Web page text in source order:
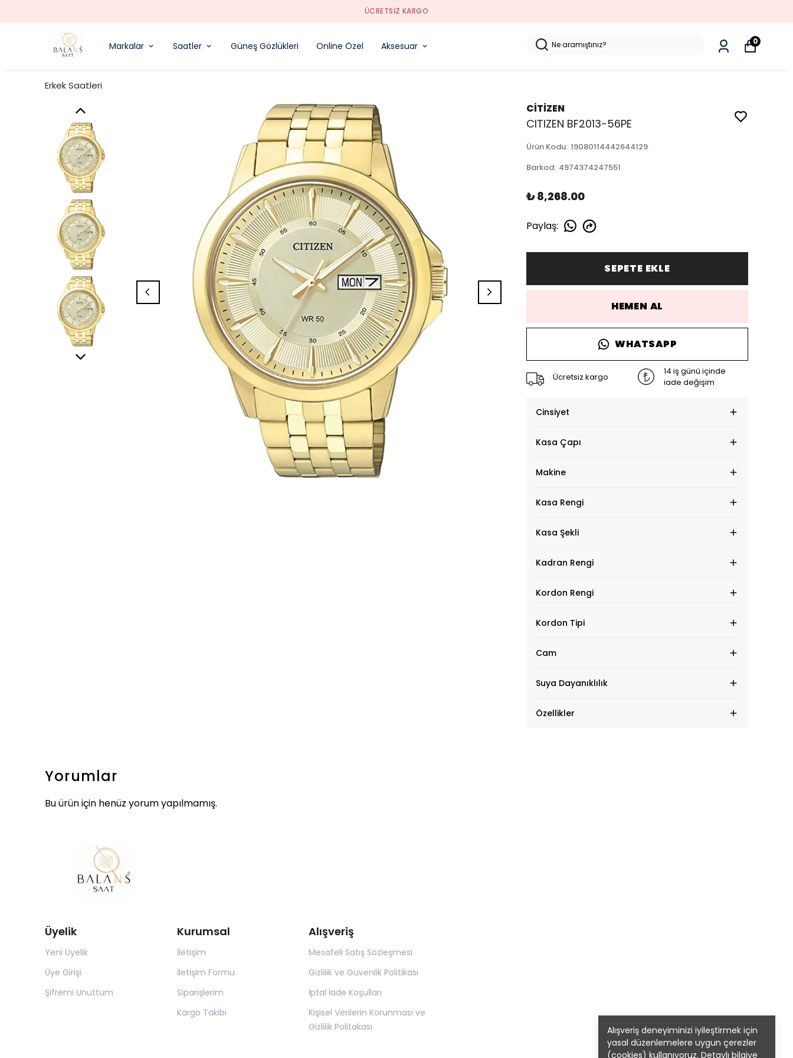
SORUNSUZ İADE
Markalar Saatler Güneş Gözlükleri Online Özel Aksesuar 0
Alışveriş deneyiminizi iyileştirmek için
yasal düzenlemelere uygun çerezler
(cookies) kullanıyoruz. Detaylı bilgiye
Erkek Saatleri
CİTİZEN
CITIZEN BF2013-56PE
Ürün Kodu: 19080114442644129
Barkod: 4974374247551
₺ 8,268.00
Paylaş:
SEPETE EKLE
HEMEN AL
WHATSAPP
Ücretsiz kargo
14 iş günü içinde
iade değişim
Cinsiyet
Kasa Çapı
Makine
Kasa Rengi
Kasa Şekli
Kadran Rengi
Kordon Rengi
Kordon Tipi
Cam
Suya Dayanıklılık
Özellikler
Yorumlar
Bu ürün için henüz yorum yapılmamış.
Üyelik
Yeni Üyelik
Üye Girişi
Şifremi Unuttum
Kurumsal
İletişim
İletişim Formu
Siparişlerim
Kargo Takibi
Alışveriş
Mesafeli Satış Sözleşmesi
Gizlilik ve Güvenlik Politikası
İptal İade Koşulları
Kişisel Verilerin Korunması ve
Gizlilik Politakası